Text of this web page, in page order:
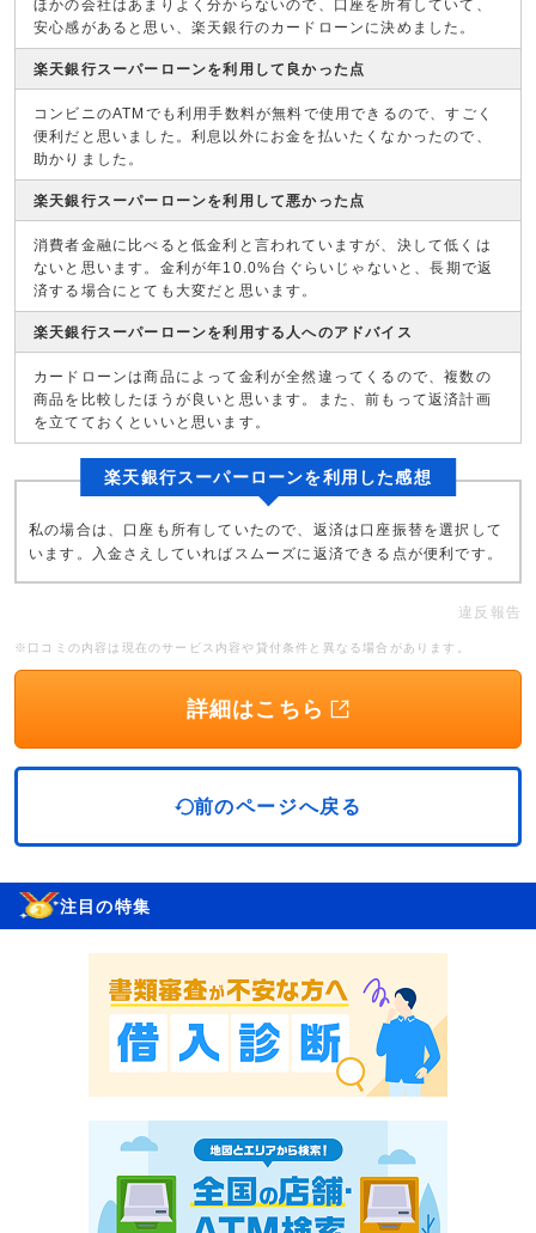
ほかの会社はあまりよく分からないので、口座を所有していて、
安心感があると思い、楽天銀行のカードローンに決めました。
楽天銀行スーパーローンを利用して良かった点
コンビニのATMでも利用手数料が無料で使用できるので、すごく
便利だと思いました。利息以外にお金を払いたくなかったので、
助かりました。
楽天銀行スーパーローンを利用して悪かった点
消費者金融に比べると低金利と言われていますが、決して低くは
ないと思います。金利が年10.0%台ぐらいじゃないと、長期で返
済する場合にとても大変だと思います。
楽天銀行スーパーローンを利用する人へのアドバイス
カードローンは商品によって金利が全然違ってくるので、複数の
商品を比較したほうが良いと思います。また、前もって返済計画
を立てておくといいと思います。
楽天銀行スーパーローンを利用した感想
私の場合は、口座も所有していたので、返済は口座振替を選択して
います。入金さえしていればスムーズに返済できる点が便利です。
違反報告
※口コミの内容は現在のサービス内容や貸付条件と異なる場合があります。
詳細はこちら
前のページへ戻る
注目の特集